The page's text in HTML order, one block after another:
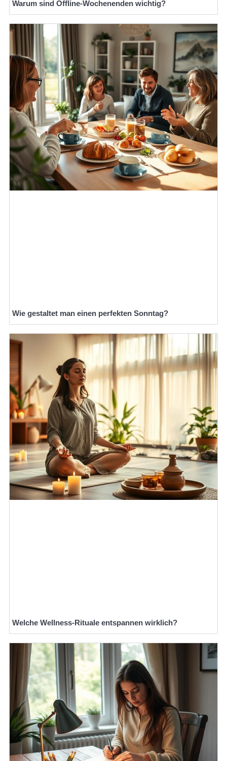
Warum sind Offline-Wochenenden wichtig?
Wie gestaltet man einen perfekten Sonntag?
Welche Wellness-Rituale entspannen wirklich?